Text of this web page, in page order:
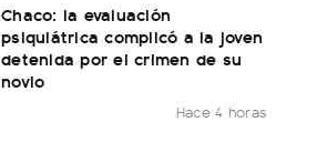
Chaco: la evaluación
psiquiátrica complicó a la joven
detenida por el crimen de su
novio
Hace 4 horas